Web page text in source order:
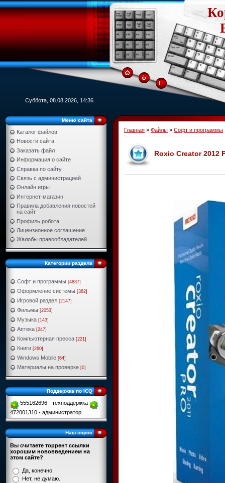
Суббота, 08.08.2026, 14:36
Меню сайта
Каталог файлов
Новости сайта
Заказать файл
Информация о сайте
Справка по сайту
Связь с администрацией
Онлайн игры
Интернет-магазин
Правила добавления новостей
на сайт
Профиль робота
Лицензионное соглашение
Жалобы правообладателей
Категории раздела
Софт и программы [4837]
Оформление системы [362]
Игровой раздел [2147]
Фильмы [2053]
Музыка [143]
Аптека [247]
Компьютерная пресса [221]
Книги [260]
Windows Mobile [64]
Материалы на проверке [0]
Поддержка по ICQ
555162696 - техподдержка
472001310 - администратор
Наш опрос
Вы считаете торрент ссылки
хорошим нововведением на
этом сайте?
Да, конечно.
Нет, не думаю.
Главная » Файлы » Софт и программы
Roxio Creator 2012